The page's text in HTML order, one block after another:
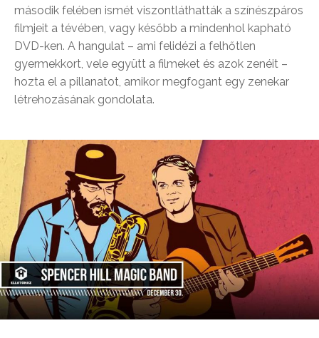
második felében ismét viszontláthatták a színészpáros
filmjeit a tévében, vagy később a mindenhol kapható
DVD-ken. A hangulat – ami felidézi a felhőtlen
gyermekkort, vele együtt a filmeket és azok zenéit –
hozta el a pillanatot, amikor megfogant egy zenekar
létrehozásának gondolata.